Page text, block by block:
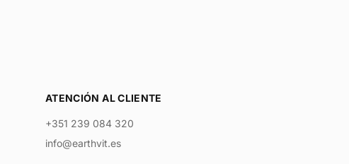
ATENCIÓN AL CLIENTE
+351 239 084 320
info@earthvit.es